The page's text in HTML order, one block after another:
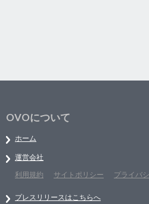
OVOについて
ホーム
運営会社
利用規約
サイトポリシー プライバ
プレスリリースはこちらへ